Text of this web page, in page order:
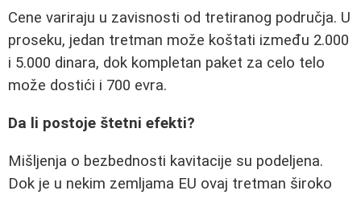
Cene variraju u zavisnosti od tretiranog područja. U
proseku, jedan tretman može koštati između 2.000
i 5.000 dinara, dok kompletan paket za celo telo
može dostići i 700 evra.
Da li postoje štetni efekti?
Mišljenja o bezbednosti kavitacije su podeljena.
Dok je u nekim zemljama EU ovaj tretman široko